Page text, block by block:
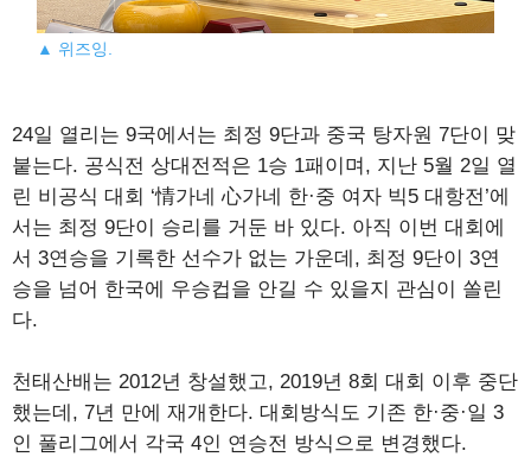
▲ 위즈잉.
24일 열리는 9국에서는 최정 9단과 중국 탕자원 7단이 맞
붙는다. 공식전 상대전적은 1승 1패이며, 지난 5월 2일 열
린 비공식 대회 ‘情가네 心가네 한·중 여자 빅5 대항전’에
서는 최정 9단이 승리를 거둔 바 있다. 아직 이번 대회에
서 3연승을 기록한 선수가 없는 가운데, 최정 9단이 3연
승을 넘어 한국에 우승컵을 안길 수 있을지 관심이 쏠린
다.
천태산배는 2012년 창설했고, 2019년 8회 대회 이후 중단
했는데, 7년 만에 재개한다. 대회방식도 기존 한·중·일 3
인 풀리그에서 각국 4인 연승전 방식으로 변경했다.